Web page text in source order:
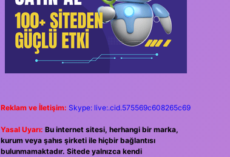
Reklam ve İletişim: Skype: live:.cid.575569c608265c69
Yasal Uyarı: Bu internet sitesi, herhangi bir marka,
kurum veya şahıs şirketi ile hiçbir bağlantısı
bulunmamaktadır. Sitede yalnızca kendi